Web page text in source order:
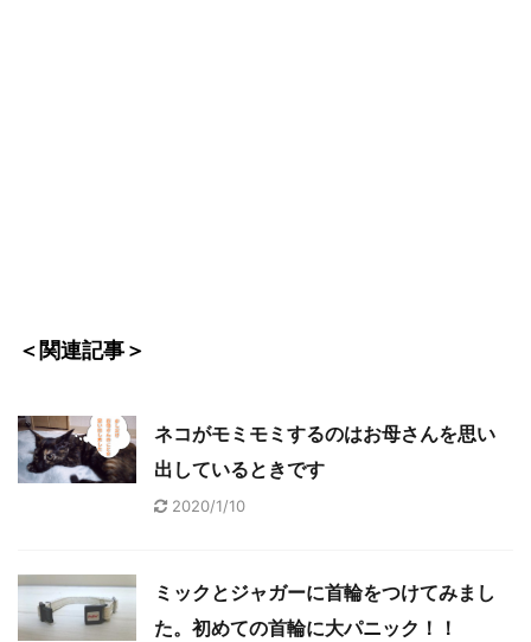
＜関連記事＞
ネコがモミモミするのはお母さんを思い
出しているときです
2020/1/10
ミックとジャガーに首輪をつけてみまし
た。初めての首輪に大パニック！！